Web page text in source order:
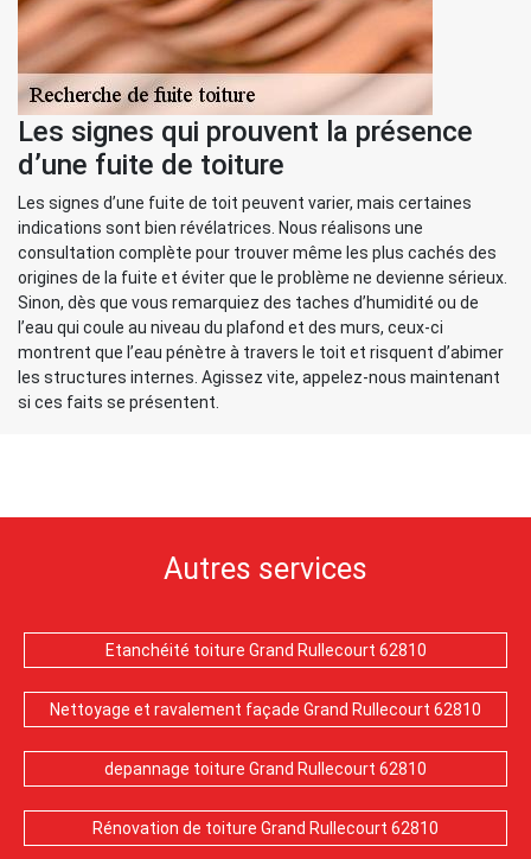
Les signes qui prouvent la présence
d’une fuite de toiture
Les signes d’une fuite de toit peuvent varier, mais certaines
indications sont bien révélatrices. Nous réalisons une
consultation complète pour trouver même les plus cachés des
origines de la fuite et éviter que le problème ne devienne sérieux.
Sinon, dès que vous remarquiez des taches d’humidité ou de
l’eau qui coule au niveau du plafond et des murs, ceux-ci
montrent que l’eau pénètre à travers le toit et risquent d’abimer
les structures internes. Agissez vite, appelez-nous maintenant
si ces faits se présentent.
Autres services
Etanchéité toiture Grand Rullecourt 62810
Nettoyage et ravalement façade Grand Rullecourt 62810
depannage toiture Grand Rullecourt 62810
Rénovation de toiture Grand Rullecourt 62810